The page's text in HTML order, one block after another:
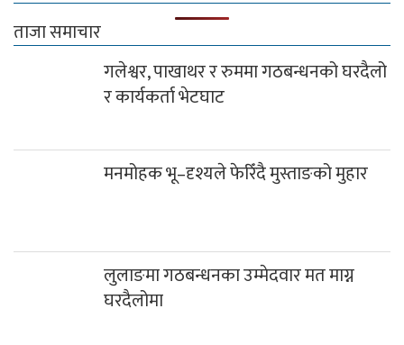
मनमोहक भू–दृश्यले फेरिँदै मुस्ताङको मुहार
लुलाङमा गठबन्धनका उम्मेदवार मत माग्न
घरदैलोमा
दग्नाममा वडा स्तरीय भदौरे गाउँसभा सम्पन्न